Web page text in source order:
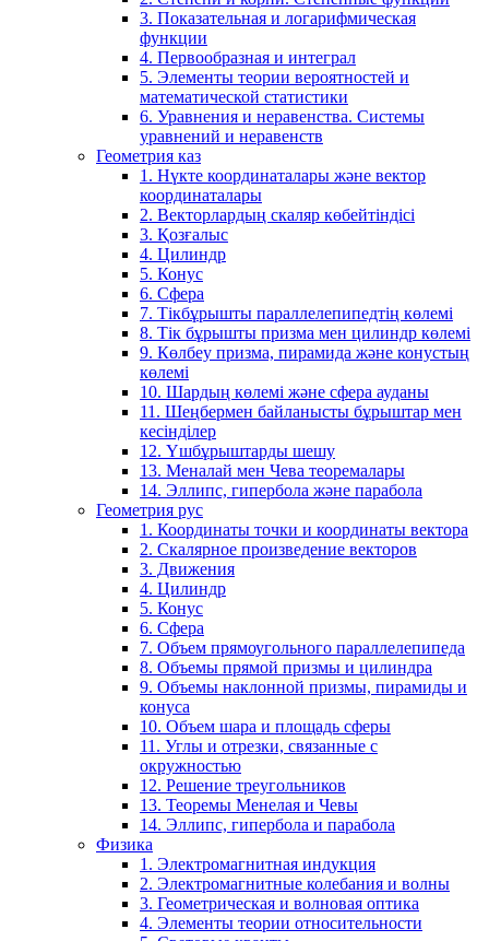
3. Показательная и логарифмическая
функции
4. Первообразная и интеграл
5. Элементы теории вероятностей и
математической статистики
6. Уравнения и неравенства. Системы
уравнений и неравенств
Геометрия каз
1. Нүкте координаталары және вектор
координаталары
2. Векторлардың скаляр көбейтіндісі
3. Қозғалыс
4. Цилиндр
5. Конус
6. Сфера
7. Тікбұрышты параллелепипедтің көлемі
8. Тік бұрышты призма мен цилиндр көлемі
9. Көлбеу призма, пирамида және конустың
көлемі
10. Шардың көлемі және сфера ауданы
11. Шеңбермен байланысты бұрыштар мен
кесінділер
12. Үшбұрыштарды шешу
13. Меналай мен Чева теоремалары
14. Эллипс, гипербола және парабола
Геометрия рус
1. Координаты точки и координаты вектора
2. Скалярное произведение векторов
3. Движения
4. Цилиндр
5. Конус
6. Сфера
7. Объем прямоугольного параллелепипеда
8. Объемы прямой призмы и цилиндра
9. Объемы наклонной призмы, пирамиды и
конуса
10. Объем шара и площадь сферы
11. Углы и отрезки, связанные с
окружностью
12. Решение треугольников
13. Теоремы Менелая и Чевы
14. Эллипс, гипербола и парабола
Физика
1. Электромагнитная индукция
2. Электромагнитные колебания и волны
3. Геометрическая и волновая оптика
4. Элементы теории относительности